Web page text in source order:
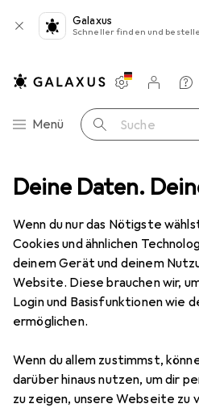
Deine Daten.
Wenn du nur das Nötigste
Cookies und ähnlichen
deinem Gerät und deinem
Website. Diese brauchen wir,
Login und Basisfunktionen wie
ermöglichen.
Wenn du allem zustimmst,
darüber hinaus nutzen, um dir
zu zeigen, unsere Webseite zu
Galaxus
Schneller finden und
Navigation nach Kategorien
Menü Suche
Einstellungen
Kundenkonto
Vergleichslisten
Merklisten
Warenkorb
+ Filter Objektiv Canon EF
9
Canon EF 70-200mm
- (EU)
Canon EF, APS-C / DX,
Preis in EUR inkl. MwSt.
EUR
2659,60